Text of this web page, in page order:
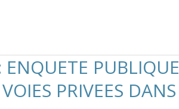
PUBLIQUE
PRIVEES DANS